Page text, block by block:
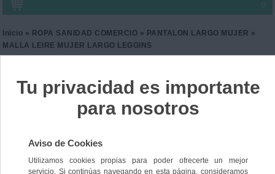
0
Inicio » ROPA SANIDAD COMERCIO » PANTALON LARGO MUJER »
MALLA LEIRE MUJER LARGO LEGGINS
MALLA LEIRE MUJER
LARGO LEGGINS
Ref. GF-LG0405